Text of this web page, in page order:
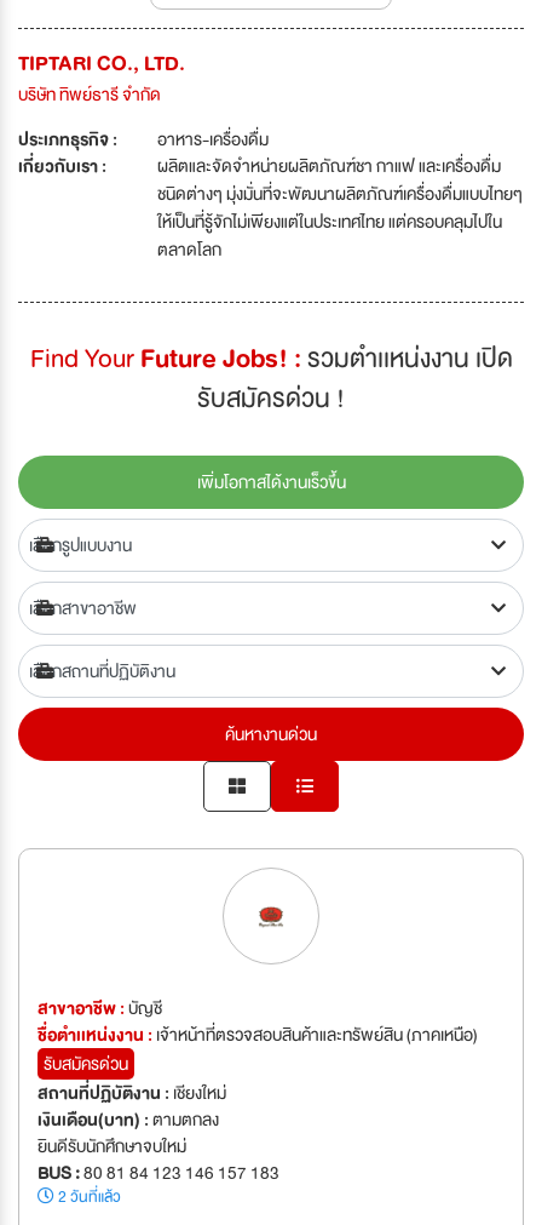
TIPTARI CO., LTD.
บริษัท ทิพย์ธารี จำกัด
ประเภทธุรกิจ :
อาหาร-เครื่องดื่ม
เกี่ยวกับเรา :
ผลิตและจัดจำหน่ายผลิตภัณฑ์ชา กาแฟ และเครื่องดื่ม
ชนิดต่างๆ มุ่งมั่นที่จะพัฒนาผลิตภัณฑ์เครื่องดื่มแบบไทยๆ
ให้เป็นที่รู้จักไม่เพียงแต่ในประเทศไทย แต่ครอบคลุมไปใน
ตลาดโลก
Find YourFuture Jobs! :รวมตำเเหน่งงาน เปิด
รับสมัครด่วน !
เพิ่มโอกาสได้งานเร็วขึ้น
ค้นหางานด่วน
สาขาอาชีพ :บัญชี
ชื่อตำเเหน่งงาน : เจ้าหน้าที่ตรวจสอบสินค้าและทรัพย์สิน (ภาคเหนือ)
รับสมัครด่วน
สถานที่ปฏิบัติงาน : เชียงใหม่
เงินเดือน(บาท) :ตามตกลง
ยินดีรับนักศึกษาจบใหม่
BUS :80 81 84 123 146 157 183
2 วันที่แล้ว